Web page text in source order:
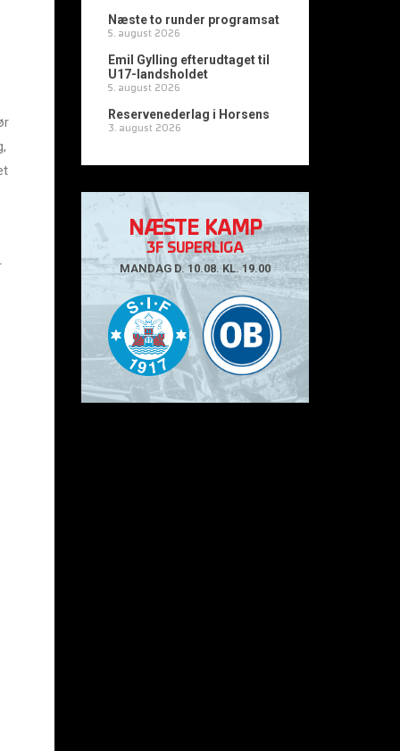
Næste to runder programsat
5. august 2026
Emil Gylling efterudtaget til
U17-landsholdet
5. august 2026
Reservenederlag i Horsens
3. august 2026
NÆSTE KAMP
3F SUPERLIGA
MANDAG D. 10.08. KL. 19.00